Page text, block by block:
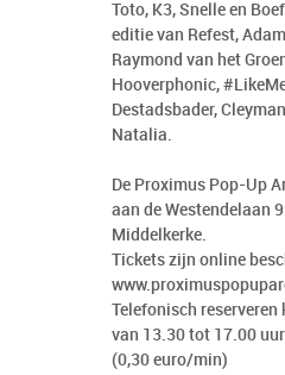
Toto, K3, Snelle en
editie van Refest,
Raymond van het
Hooverphonic,
Destadsbader,
Natalia.
De Proximus Pop-Up
aan de Westendelaan
Middelkerke.
Tickets zijn online
Telefonisch reserveren
van 13.30 tot 17.00
(0,30 euro/min)